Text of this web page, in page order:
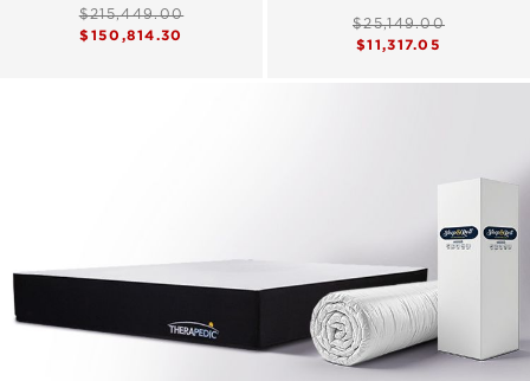
$215,449.00
$150,814.30
$25,149.00
$11,317.05